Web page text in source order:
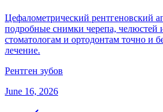
Цефалометрический рентгеновский
подробные снимки черепа, челюстей
стоматологам и ортодонтам точно и
лечение.
Рентген зубов
June 16, 2026